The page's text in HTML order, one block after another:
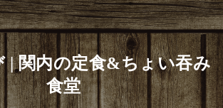
| 関内の定食&ちょい吞み
食堂